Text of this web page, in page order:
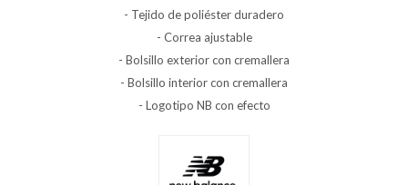
- Tejido de poliéster duradero
- Correa ajustable
- Bolsillo exterior con cremallera
- Bolsillo interior con cremallera
- Logotipo NB con efecto